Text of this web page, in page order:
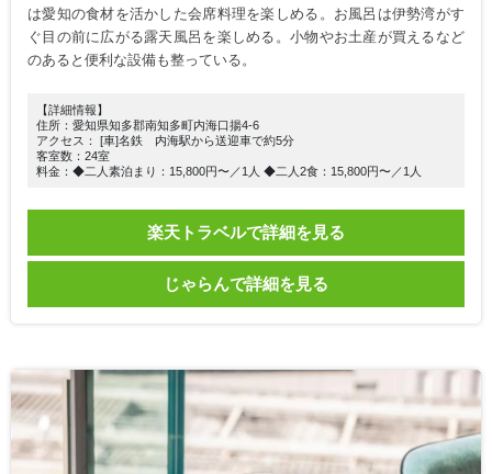
は愛知の食材を活かした会席料理を楽しめる。お風呂は伊勢湾がす
ぐ目の前に広がる露天風呂を楽しめる。小物やお土産が買えるなど
のあると便利な設備も整っている。
【詳細情報】
住所：愛知県知多郡南知多町内海口揚4-6
アクセス： [車]名鉄 内海駅から送迎車で約5分
客室数：24室
料金：◆二人素泊まり：15,800円〜／1人 ◆二人2食：15,800円〜／1人
楽天トラベルで詳細を見る
じゃらんで詳細を見る